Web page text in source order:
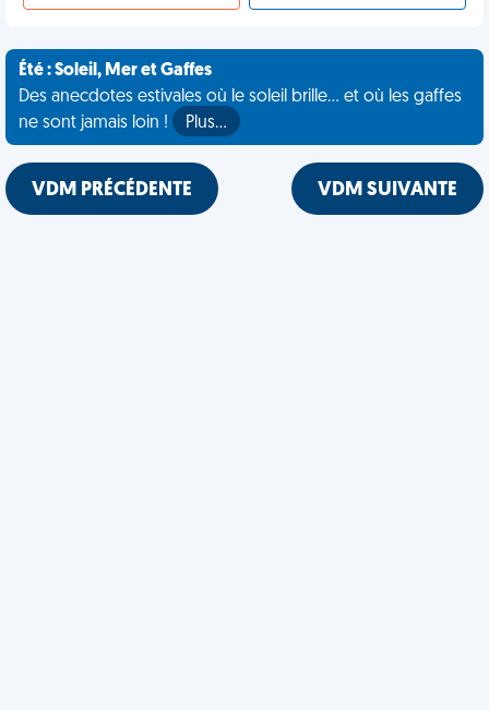
Été : Soleil, Mer et Gaffes
Des anecdotes estivales où le soleil brille... et où les gaffes
ne sont jamais loin !
Plus…
VDM PRÉCÉDENTE VDM SUIVANTE